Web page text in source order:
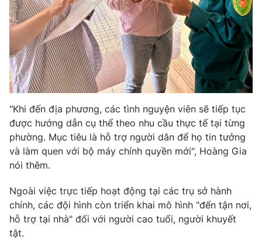
"Khi đến địa phương, các tình nguyện viên sẽ tiếp tục
được hướng dẫn cụ thể theo nhu cầu thực tế tại từng
phường. Mục tiêu là hỗ trợ người dân để họ tin tưởng
và làm quen với bộ máy chính quyền mới", Hoàng Gia
nói thêm.
Ngoài việc trực tiếp hoạt động tại các trụ sở hành
chính, các đội hình còn triển khai mô hình "đến tận nơi,
hỗ trợ tại nhà" đối với người cao tuổi, người khuyết
tật.